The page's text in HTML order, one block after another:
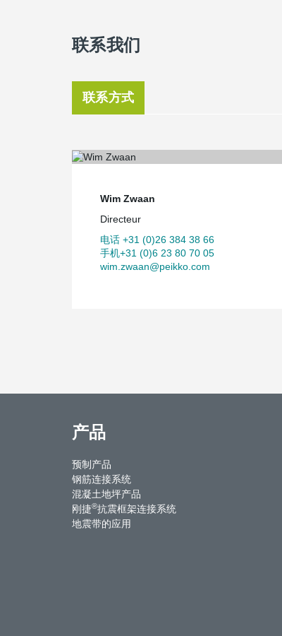
联系我们
联系方式
Wim Zwaan
Directeur
电话 +31 (0)26 384 38 66
手机+31 (0)6 23 80 70 05
wim.zwaan@peikko.com
产品
预制产品
钢筋连接系统
混凝土地坪产品
刚捷®抗震框架连接系统
地震带的应用